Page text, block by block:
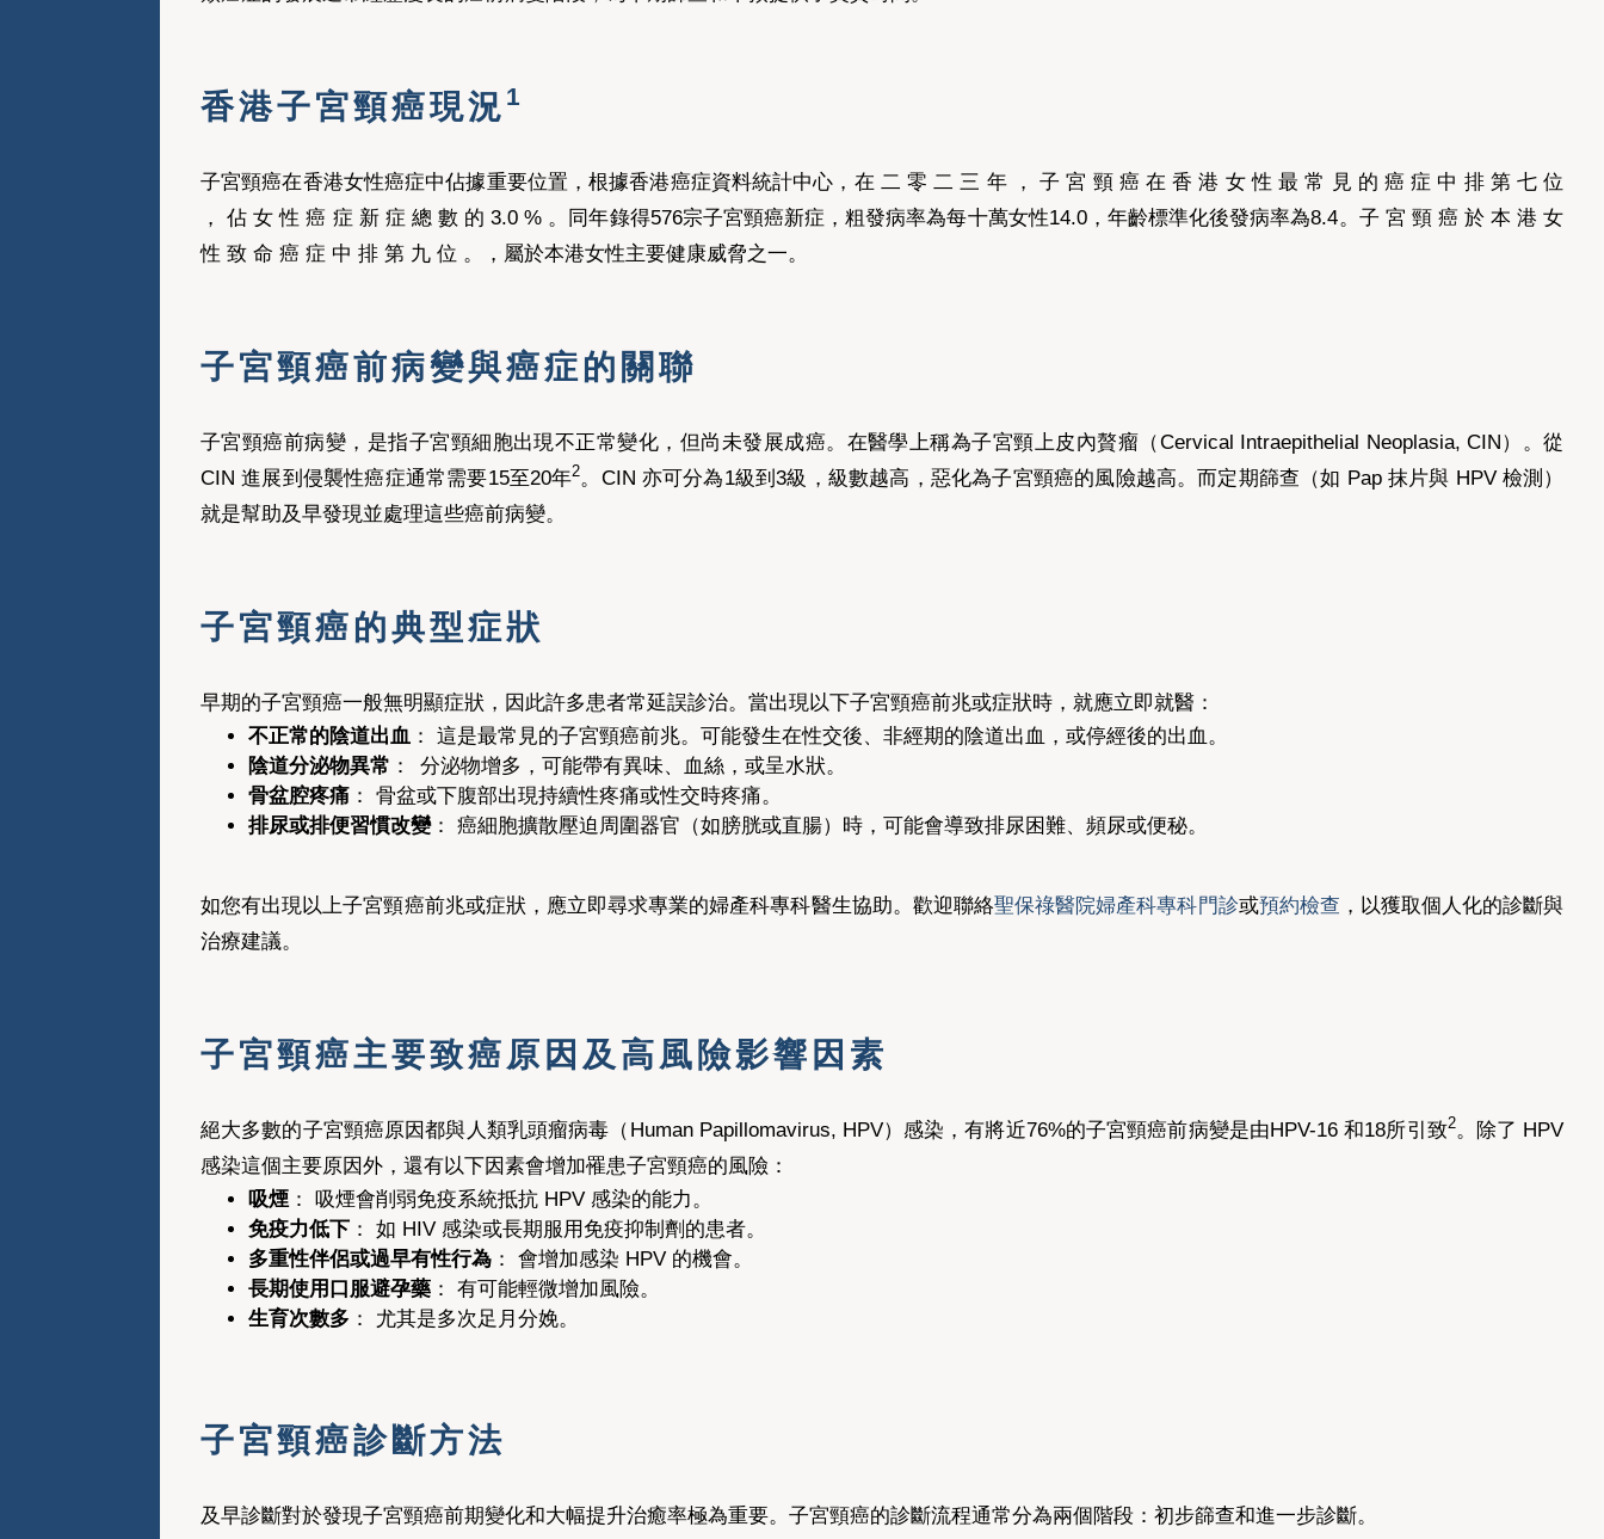
香港子宮頸癌現況 1
子宮頸癌在香港女性癌症中佔據重要位置，根據香港癌症資料統計中心，在 二 零 二 三 年 ， 子 宮 頸 癌 在 香 港 女 性 最 常 見 的 癌 症 中 排 第 七 位
， 佔 女 性 癌 症 新 症 總 數 的 3.0 % 。同年錄得576宗子宮頸癌新症，粗發病率為每十萬女性14.0，年齡標準化後發病率為8.4。子 宮 頸 癌 於 本 港 女
性 致 命 癌 症 中 排 第 九 位 。，屬於本港女性主要健康威脅之一。
子宮頸癌前病變與癌症的關聯
子宮頸癌前病變，是指子宮頸細胞出現不正常變化，但尚未發展成癌。在醫學上稱為子宮頸上皮內贅瘤（Cervical Intraepithelial Neoplasia, CIN）。從
CIN 進展到侵襲性癌症通常需要15至20年2。CIN 亦可分為1級到3級，級數越高，惡化為子宮頸癌的風險越高。而定期篩查（如 Pap 抹片與 HPV 檢測）
就是幫助及早發現並處理這些癌前病變。
子宮頸癌的典型症狀
早期的子宮頸癌一般無明顯症狀，因此許多患者常延誤診治。當出現以下子宮頸癌前兆或症狀時，就應立即就醫：
不正常的陰道出血 ： 這是最常見的子宮頸癌前兆。可能發生在性交後、非經期的陰道出血，或停經後的出血。
陰道分泌物異常 ：
分泌物增多，可能帶有異味、血絲，或呈水狀。
骨盆腔疼痛： 骨盆或下腹部出現持續性疼痛或性交時疼痛。
排尿或排便習慣改變： 癌細胞擴散壓迫周圍器官（如膀胱或直腸）時，可能會導致排尿困難、頻尿或便秘。
如您有出現以上子宮頸癌前兆或症狀，應立即尋求專業的婦產科專科醫生協助。歡迎聯絡聖保祿醫院婦產科專科門診或預約檢查 ，以獲取個人化的診斷與
治療建議。
子宮頸癌主要致癌原因及高風險影響因素
絕大多數的子宮頸癌原因都與人類乳頭瘤病毒（Human Papillomavirus, HPV）感染，有將近76%的子宮頸癌前病變是由HPV-16 和18所引致2。除了 HPV
感染這個主要原因外，還有以下因素會增加罹患子宮頸癌的風險：
吸煙： 吸煙會削弱免疫系統抵抗 HPV 感染的能力。
免疫力低下： 如 HIV 感染或長期服用免疫抑制劑的患者。
多重性伴侶或過早有性行為： 會增加感染 HPV 的機會。
長期使用口服避孕藥： 有可能輕微增加風險。
生育次數多 ： 尤其是多次足月分娩。
子宮頸癌診斷方法
及早診斷對於發現子宮頸癌前期變化和大幅提升治癒率極為重要。子宮頸癌的診斷流程通常分為兩個階段：初步篩查和進一步診斷。